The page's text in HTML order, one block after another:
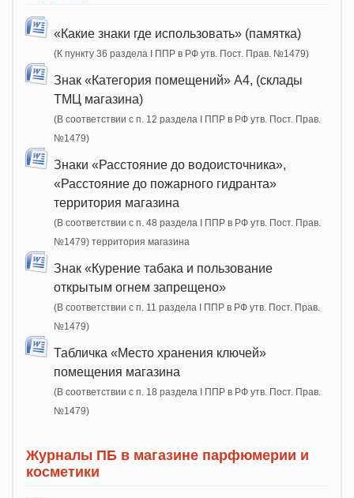
«Какие знаки где использовать» (памятка)
(К пункту 36 раздела I ППР в РФ утв. Пост. Прав. №1479)
Знак «Категория помещений» А4, (склады
ТМЦ магазина)
(В соответствии с п. 12 раздела I ППР в РФ утв. Пост. Прав.
№1479)
Знаки «Расстояние до водоисточника»,
«Расстояние до пожарного гидранта»
территория магазина
(В соответствии с п. 48 раздела I ППР в РФ утв. Пост. Прав.
№1479) территория магазина
Знак «Курение табака и пользование
открытым огнем запрещено»
(В соответствии с п. 11 раздела I ППР в РФ утв. Пост. Прав.
№1479)
Табличка «Место хранения ключей»
помещения магазина
(В соответствии с п. 18 раздела I ППР в РФ утв. Пост. Прав.
№1479)
Журналы ПБ в магазине парфюмерии и
косметики